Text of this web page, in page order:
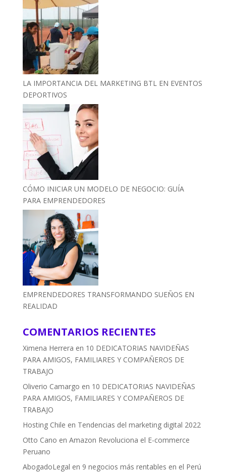
LA IMPORTANCIA DEL MARKETING BTL EN EVENTOS
DEPORTIVOS
CÓMO INICIAR UN MODELO DE NEGOCIO: GUÍA
PARA EMPRENDEDORES
EMPRENDEDORES TRANSFORMANDO SUEÑOS EN
REALIDAD
COMENTARIOS RECIENTES
Ximena Herrera en 10 DEDICATORIAS NAVIDEÑAS
PARA AMIGOS, FAMILIARES Y COMPAÑEROS DE
TRABAJO
Oliverio Camargo en 10 DEDICATORIAS NAVIDEÑAS
PARA AMIGOS, FAMILIARES Y COMPAÑEROS DE
TRABAJO
Hosting Chile en Tendencias del marketing digital 2022
Otto Cano en Amazon Revoluciona el E-commerce
Peruano
AbogadoLegal en 9 negocios más rentables en el Perú